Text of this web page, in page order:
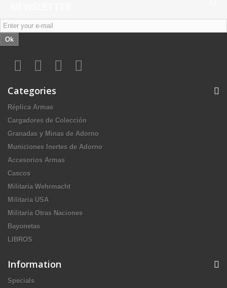
Ok
Categories
Réplica Armas
Cargadores de Colección
Granadas y Minas de Adorno
Municiones Inertes de Adorno
Accesorios Armas
Cascos
Militaria Wehrmacht
Militaria USA
Militaria Otras Naciones
Bayonetas
LIBROS
Information
Specials